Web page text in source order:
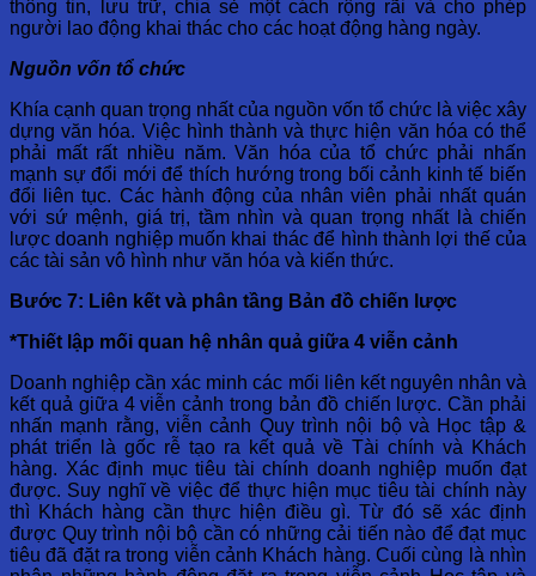
thông tin, lưu trữ, chia sẻ một cách rộng rãi và cho phép
người lao động khai thác cho các hoạt động hàng ngày.
Nguồn vốn tổ chức
Khía cạnh quan trọng nhất của nguồn vốn tổ chức là việc xây
dựng văn hóa. Việc hình thành và thực hiện văn hóa có thể
phải mất rất nhiều năm. Văn hóa của tổ chức phải nhấn
mạnh sự đổi mới để thích hướng trong bối cảnh kinh tế biến
đổi liên tục. Các hành động của nhân viên phải nhất quán
với sứ mệnh, giá trị, tầm nhìn và quan trọng nhất là chiến
lược doanh nghiệp muốn khai thác để hình thành lợi thế của
các tài sản vô hình như văn hóa và kiến thức.
Bước 7: Liên kết và phân tầng Bản đồ chiến lược
*Thiết lập mối quan hệ nhân quả giữa 4 viễn cảnh
Doanh nghiệp cần xác minh các mối liên kết nguyên nhân và
kết quả giữa 4 viễn cảnh trong bản đồ chiến lược. Cần phải
nhấn mạnh rằng, viễn cảnh Quy trình nội bộ và Học tập &
phát triển là gốc rễ tạo ra kết quả về Tài chính và Khách
hàng. Xác định mục tiêu tài chính doanh nghiệp muốn đạt
được. Suy nghĩ về việc để thực hiện mục tiêu tài chính này
thì Khách hàng cần thực hiện điều gì. Từ đó sẽ xác định
được Quy trình nội bộ cần có những cải tiến nào để đạt mục
tiêu đã đặt ra trong viễn cảnh Khách hàng. Cuối cùng là nhìn